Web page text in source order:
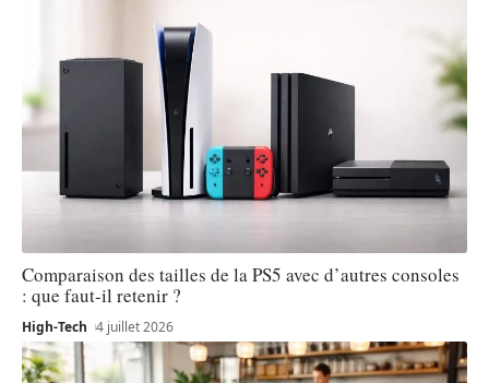
Comparaison des tailles de la PS5 avec d’autres consoles
: que faut-il retenir ?
High-Tech 4 juillet 2026